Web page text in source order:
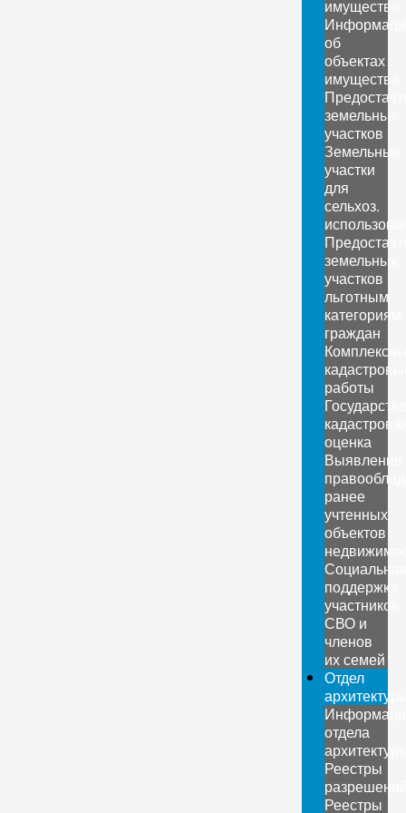
имущество
об
объектах
имущества
земельных
участков
Земельные
участки
для
сельхоз.
земельных
участков
льготным
категориям
граждан
работы
оценка
Выявление
ранее
учтенных
объектов
поддержка
участников
СВО и
членов
их семей
Отдел
отдела
Реестры
Реестры